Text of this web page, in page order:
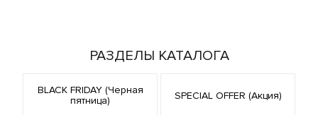
РАЗДЕЛЫ КАТАЛОГА
BLACK FRIDAY (Черная
пятница)
SPECIAL OFFER (Акция)